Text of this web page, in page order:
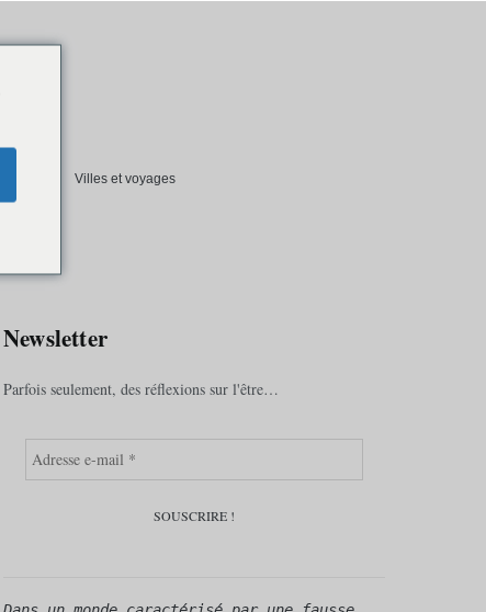
Villes et voyages
Newsletter
Parfois seulement, des réflexions sur l'être…